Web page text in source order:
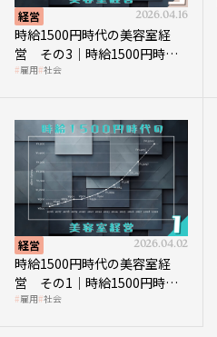
経営 2026.04.16
時給1500円時代の美容室経
営 その3｜時給1500円時
代、美容業はどのような影響
雇用 社会
経営 2026.04.02
時給1500円時代の美容室経
営 その1｜時給1500円時代
へ向かう社会的背景
雇用 社会